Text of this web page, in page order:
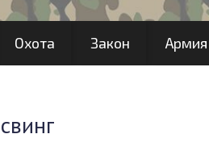
Охота Закон Армия